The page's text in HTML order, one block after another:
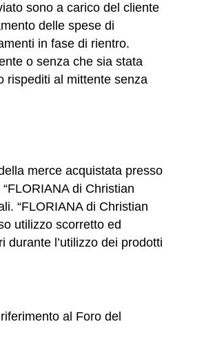
sono a carico del cliente
delle spese di
in fase di rientro.
o senza che sia stata
rispediti al mittente senza
merce acquistata presso
di Christian
“FLORIANA di Christian
utilizzo scorretto ed
durante l’utilizzo dei prodotti
al Foro del